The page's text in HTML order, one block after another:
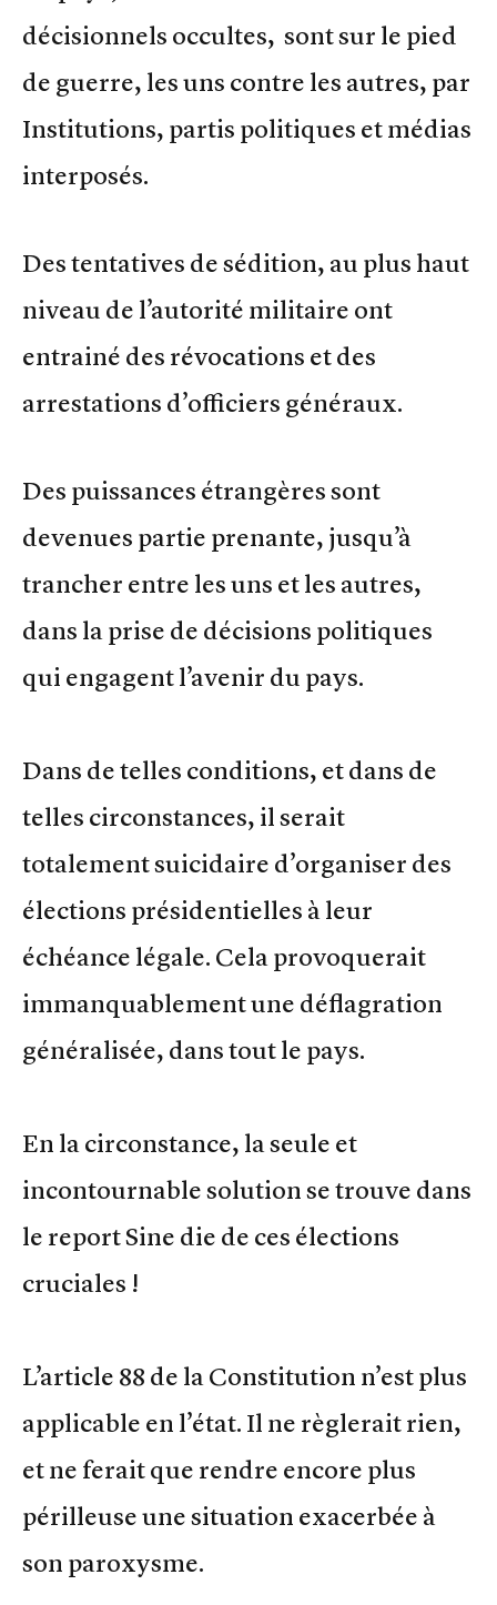
décisionnels occultes, sont sur le pied
de guerre, les uns contre les autres, par
Institutions, partis politiques et médias
interposés.
Des tentatives de sédition, au plus haut
niveau de l’autorité militaire ont
entrainé des révocations et des
arrestations d’officiers généraux.
Des puissances étrangères sont
devenues partie prenante, jusqu’à
trancher entre les uns et les autres,
dans la prise de décisions politiques
qui engagent l’avenir du pays.
Dans de telles conditions, et dans de
telles circonstances, il serait
totalement suicidaire d’organiser des
élections présidentielles à leur
échéance légale. Cela provoquerait
immanquablement une déflagration
généralisée, dans tout le pays.
En la circonstance, la seule et
incontournable solution se trouve dans
le report Sine die de ces élections
cruciales !
L’article 88 de la Constitution n’est plus
applicable en l’état. Il ne règlerait rien,
et ne ferait que rendre encore plus
périlleuse une situation exacerbée à
son paroxysme.